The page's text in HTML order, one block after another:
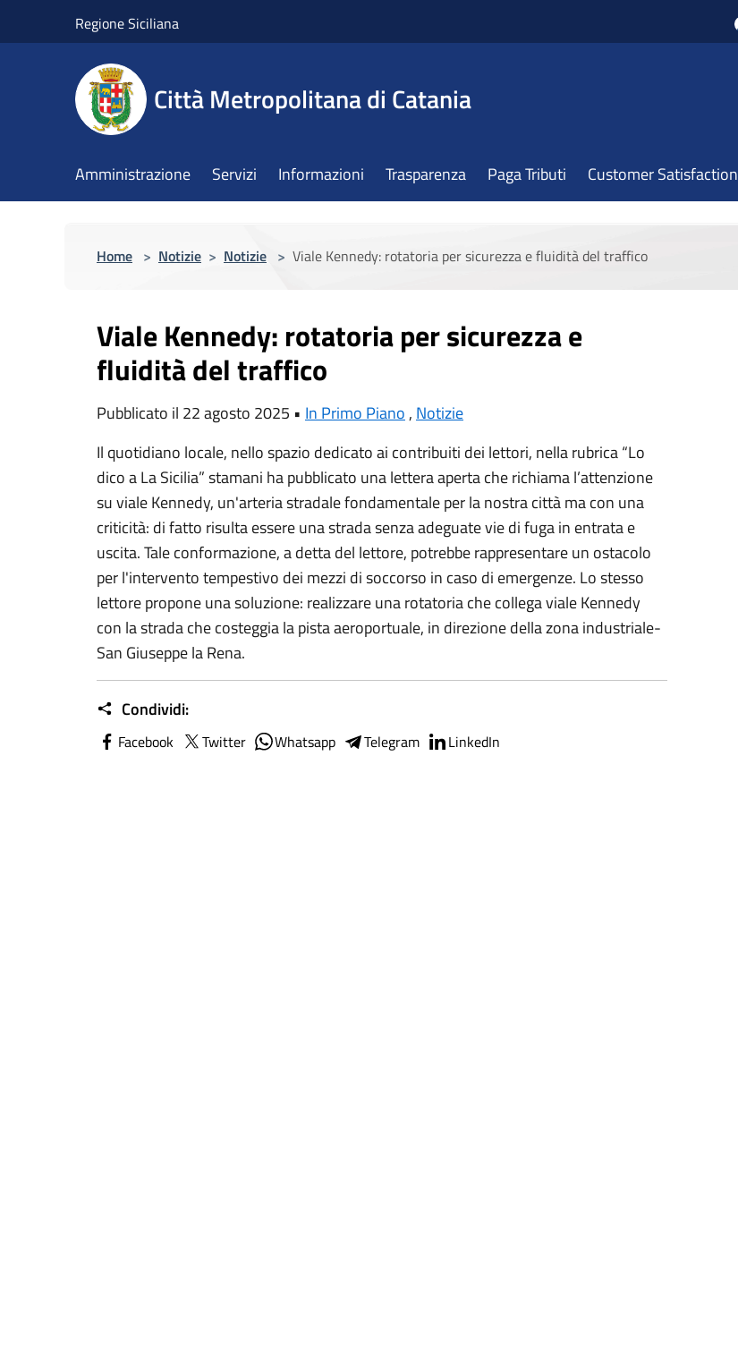
Regione Siciliana
Città Metropolitana di Catania
Amministrazione Servizi Informazioni Trasparenza Paga Tributi Customer Satisfaction
Home > Notizie > Notizie > Viale Kennedy: rotatoria per sicurezza e fluidità del traffico
Viale Kennedy: rotatoria per sicurezza e
fluidità del traffico
Pubblicato il 22 agosto 2025 • In Primo Piano , Notizie
Il quotidiano locale, nello spazio dedicato ai contribuiti dei lettori, nella rubrica “Lo
dico a La Sicilia” stamani ha pubblicato una lettera aperta che richiama l’attenzione
su viale Kennedy, un'arteria stradale fondamentale per la nostra città ma con una
criticità: di fatto risulta essere una strada senza adeguate vie di fuga in entrata e
uscita. Tale conformazione, a detta del lettore, potrebbe rappresentare un ostacolo
per l'intervento tempestivo dei mezzi di soccorso in caso di emergenze. Lo stesso
lettore propone una soluzione: realizzare una rotatoria che collega viale Kennedy
con la strada che costeggia la pista aeroportuale, in direzione della zona industriale-
San Giuseppe la Rena.
Condividi:
Facebook Twitter Whatsapp Telegram LinkedIn